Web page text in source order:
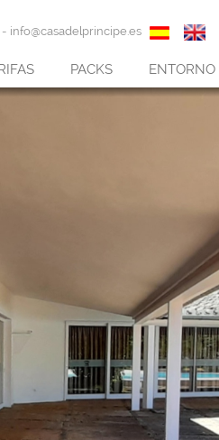
- info@casadelprincipe.es
PACKS ENTORNO